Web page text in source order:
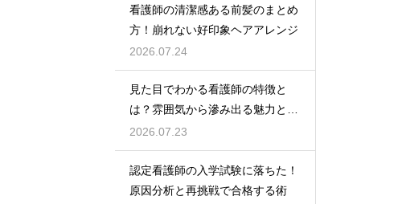
看護師の清潔感ある前髪のまとめ
方！崩れない好印象ヘアアレンジ
2026.07.24
見た目でわかる看護師の特徴と
は？雰囲気から滲み出る魅力と秘
密
2026.07.23
認定看護師の入学試験に落ちた！
原因分析と再挑戦で合格する術